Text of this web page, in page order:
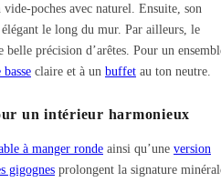
poches avec naturel. Ensuite, son
le long du mur. Par ailleurs, le
belle précision d’arêtes. Pour un
claire et à un buffet au ton neutre.
un intérieur harmonieux
à manger ronde ainsi qu’une version
gigognes prolongent la signature